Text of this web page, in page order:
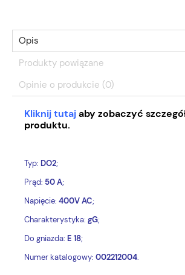
Opis
Produkty powiązane
Opinie o produkcie (0)
Kliknij tutajaby zobaczyć
produktu.
Typ: DO2;
Prąd: 50 A;
Napięcie: 400V AC;
Charakterystyka: gG;
Do gniazda: E 18;
Numer katalogowy: 002212004.